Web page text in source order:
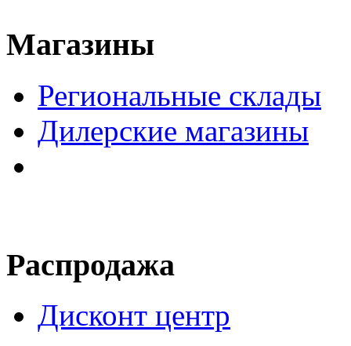
Магазины
Региональные склады
Дилерские магазины
Распродажа
Дисконт центр